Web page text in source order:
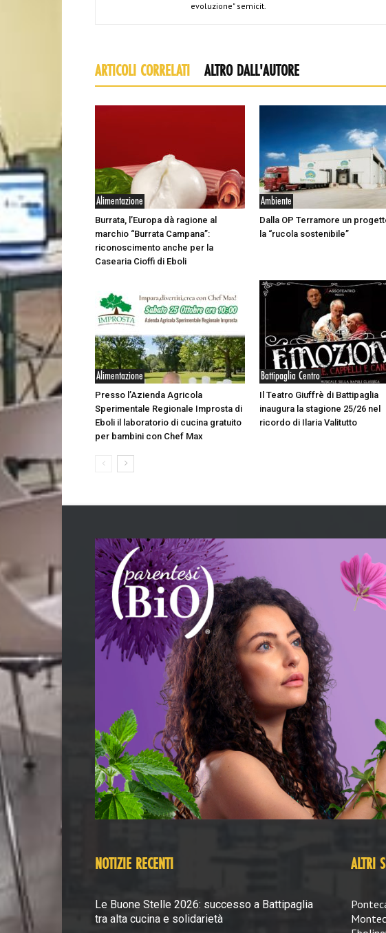
evoluzione" semicit.
ARTICOLI CORRELATI ALTRO DALL'AUTORE
Alimentazione
Burrata, l’Europa dà ragione al
marchio “Burrata Campana”:
riconoscimento anche per la
Casearia Cioffi di Eboli
Ambiente
Dalla OP Terramore un
la “rucola sostenibile”
Alimentazione
Presso l’Azienda Agricola
Sperimentale Regionale Improsta di
Eboli il laboratorio di cucina gratuito
per bambini con Chef Max
Battipaglia Centro
Il Teatro Giuffrè di Battipaglia
inaugura la stagione 25/26 nel
ricordo di Ilaria Valitutto
NOTIZIE RECENTI
Le Buone Stelle 2026: successo a Battipaglia
tra alta cucina e solidarietà
ALTRI